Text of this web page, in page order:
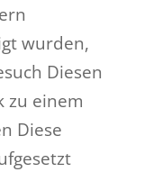
wurden,
Diesen
zu einem
Diese